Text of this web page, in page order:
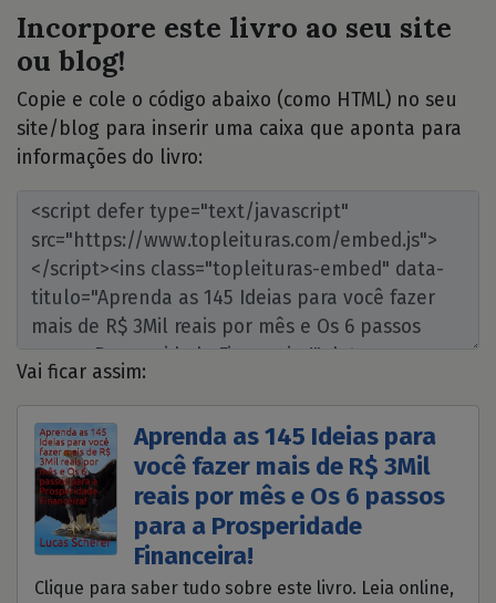
Incorpore este livro ao seu site
ou blog!
Copie e cole o código abaixo (como HTML) no seu
site/blog para inserir uma caixa que aponta para
informações do livro:
Vai ficar assim:
Aprenda as 145 Ideias para
você fazer mais de R$ 3Mil
reais por mês e Os 6 passos
para a Prosperidade
Financeira!
Clique para saber tudo sobre este livro. Leia online,